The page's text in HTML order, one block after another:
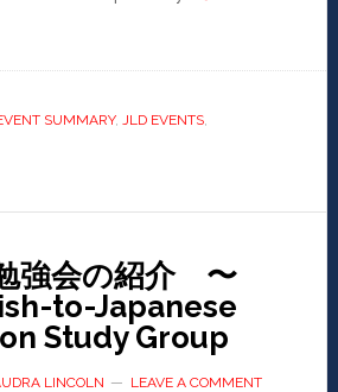
SUMMARY, JLD EVENTS,
強会の紹介 〜
to-Japanese
Study Group
LINCOLN LEAVE A COMMENT